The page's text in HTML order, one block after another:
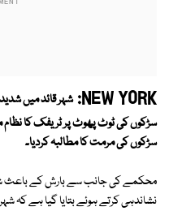
NEW YORK: شہر قائد میں
سڑکوں کی ٹوٹ پھوٹ پر ٹریفک کا
سڑکوں کی مرمت کا مطالبہ کردیا۔
محکمے کی جانب سے بارش کے باعث